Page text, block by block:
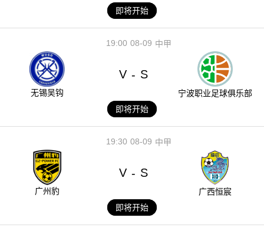
即将开始
08-09
19:00 中甲
无锡吴钩
V - S
宁波职业足球俱乐部
即将开始
08-09
19:30 中甲
广州豹
V - S
广西恒宸
即将开始